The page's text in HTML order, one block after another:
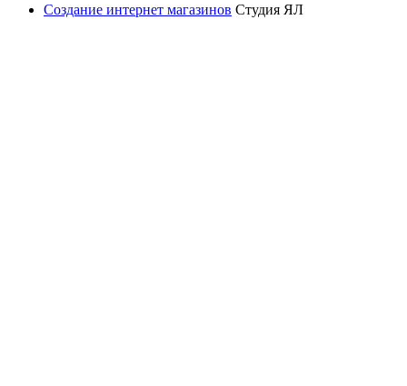
Создание интернет магазинов Студия ЯЛ